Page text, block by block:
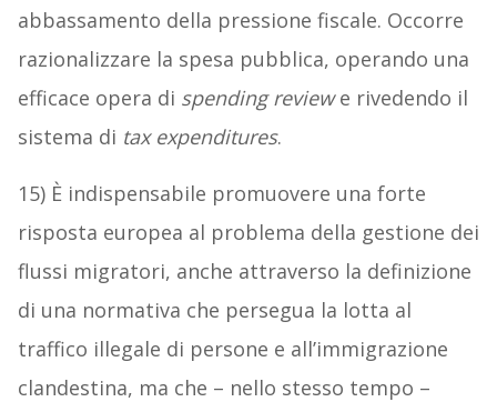
abbassamento della pressione fiscale. Occorre
razionalizzare la spesa pubblica, operando una
efficace opera di spending reviewe rivedendo il
sistema di tax expenditures.
15) È indispensabile promuovere una forte
risposta europea al problema della gestione dei
flussi migratori, anche attraverso la definizione
di una normativa che persegua la lotta al
traffico illegale di persone e all’immigrazione
clandestina, ma che – nello stesso tempo –